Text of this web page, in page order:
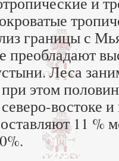
границы с
преобладают
Леса
этом
востоке
11 %